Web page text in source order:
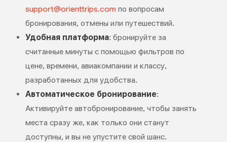
support@orienttrips.comпо вопросам
бронирования, отмены или путешествий.
Удобная платформа: бронируйте за
считанные минуты с помощью фильтров по
цене, времени, авиакомпании и классу,
разработанных для удобства.
Автоматическое бронирование:
Активируйте автобронирование, чтобы занять
места сразу же, как только они станут
доступны, и вы не упустите свой шанс.